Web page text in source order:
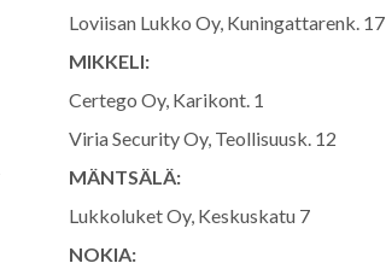
Loviisan Lukko Oy, Kuningattarenk. 17
MIKKELI:
Certego Oy, Karikont. 1
Viria Security Oy, Teollisuusk. 12
MÄNTSÄLÄ:
Lukkoluket Oy, Keskuskatu 7
NOKIA: